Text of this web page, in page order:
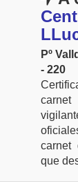
Pº
- 220
carnet
que